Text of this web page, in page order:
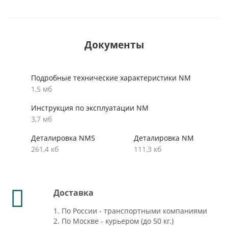
Документы
Подробные технические характеристики NM
1,5 мб
Инструкция по эксплуатации NM
3,7 мб
Деталировка NMS
261,4 кб
Деталировка NM
111,3 кб
Доставка
1. По России - транспортными компаниями
2. По Москве - курьером (до 50 кг.)